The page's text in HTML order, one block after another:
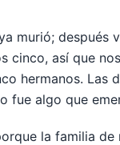
murió; después
cinco, así que
hermanos. Las
fue algo que
la familia de